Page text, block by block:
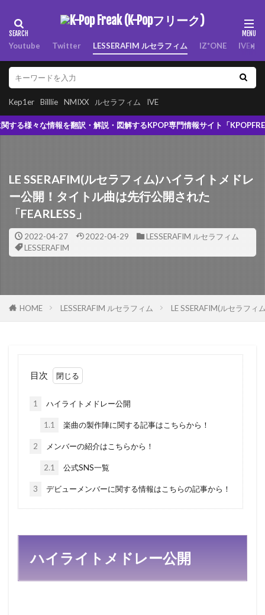
Youtube Twitter LESSERAFIM ルセラフィム IZ*ONE IVE
Kep1er Billlie NMIXX ルセラフィム IVE
を翻訳・解説・図解するKPOP専門情報サイト「KPOPFREAK」！
LE SSERAFIM(ルセラフィム)ハイライトメドレ
ー公開！タイトル曲は先行公開された
「FEARLESS」
2022-04-27 2022-04-29
LESSERAFIM ルセラフィム
LESSERAFIM
HOME LESSERAFIM ルセラフィム LE SSERAFIM(ルセラフィ
目次
1 ハイライトメドレー公開
1.1 楽曲の製作陣に関する記事はこちらから！
2 メンバーの紹介はこちらから！
2.1 公式SNS一覧
3 デビューメンバーに関する情報はこちらの記事から！
ハイライトメドレー公開